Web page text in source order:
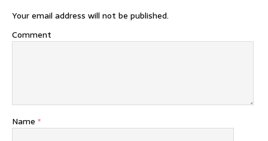
Your email address will not be published.
Comment
Name *